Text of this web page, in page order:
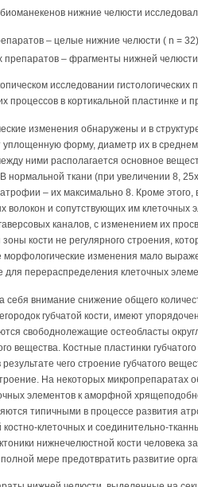
нижние челюсти
– целые нижние челюсти ( n =
препаратов – фрагменты нижней
исследовании
процессов в кортикальной пластинке и
изменения обнаружены и в
уплощенную форму, диаметр их в
ними располагается основное
нормальной ткани (при увеличении 8,
атрофии – их максимально 8. Кроме
волокон и сопутствующих им
каналов, с изменением их
кости не регулярного строения,
морфологические изменения мало
для перераспределения клеточных
себя внимание снижение общего
губчатой кости, имеют
свободнолежащие остеобласты
вещества. Костные пластинки
результате чего строение губчатого
На некоторых микропрепаратах
элементов к аморфной
типичными в процессе развития
костно-клеточных и соединительно-
нижнечелюстной кости
мере предотвратить развитие